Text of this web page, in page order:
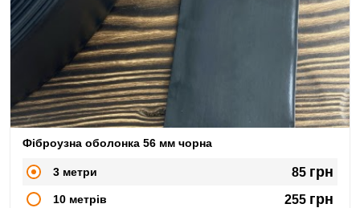
Фіброузна оболонка 56 мм чорна
3 метри 85 грн
10 метрів 255 грн